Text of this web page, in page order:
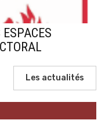
Les actualités